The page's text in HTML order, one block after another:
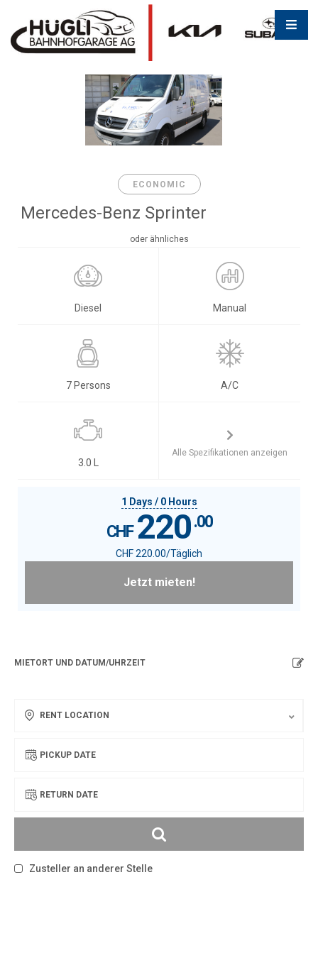
ECONOMIC
Mercedes-Benz Sprinter
oder ähnliches
Diesel Manual
7 Persons A/C
3.0 L
Alle Spezifikationen anzeigen
1 Days / 0 Hours
CHF220.00
CHF220 .00/Täglich
Jetzt mieten!
MIETORT UND DATUM/UHRZEIT
RENT LOCATION
PICKUP DATE
RETURN DATE
Zusteller an anderer Stelle